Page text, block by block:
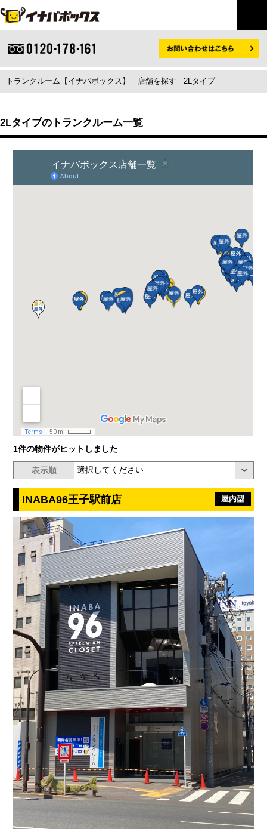
トランクルーム【イナバボックス】 店舗を探す 2Lタイプ
2Lタイプのトランクルーム一覧
1件の物件がヒットしました
表示順
INABA96王子駅前店 屋内型